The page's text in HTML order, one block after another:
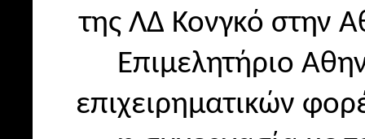
της ΛΔ Κονγκό στην
Επιμελητήριο
επιχειρηματικών